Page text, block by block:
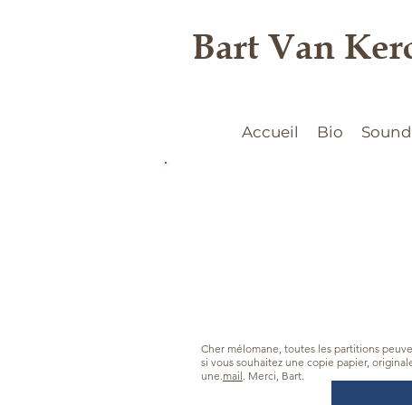
Bart Van
Accueil Bio
Cher mélomane, toutes les partitions
si vous souhaitez une copie papier,
une. mail . Merci, Bart.